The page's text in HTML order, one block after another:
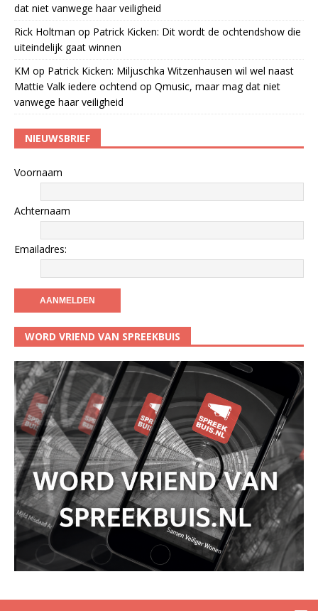
dat niet vanwege haar veiligheid
Rick Holtman op Patrick Kicken: Dit wordt de ochtendshow die
uiteindelijk gaat winnen
KM op Patrick Kicken: Miljuschka Witzenhausen wil wel naast
Mattie Valk iedere ochtend op Qmusic, maar mag dat niet
vanwege haar veiligheid
NIEUWSBRIEF
Voornaam
Achternaam
Emailadres:
WORD VRIEND VAN SPREEKBUIS